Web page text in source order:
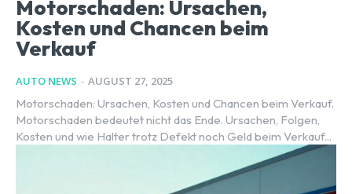
Motorschaden: Ursachen,
Kosten und Chancen beim
Verkauf
AUTO NEWS - AUGUST 27, 2025
Motorschaden: Ursachen, Kosten und Chancen beim Verkauf.
Motorschaden bedeutet nicht das Ende. Ursachen, Folgen,
Kosten und wie Halter trotz Defekt noch Geld beim Verkauf...